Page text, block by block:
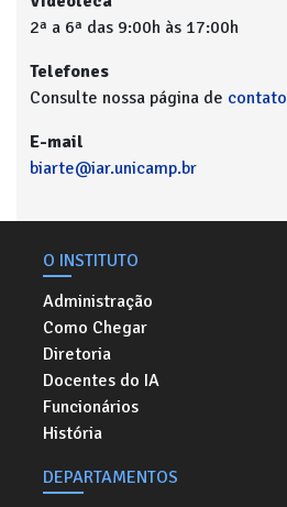
2ª a 6ª das 9:00h às 17:00h
Telefones
Consulte nossa página de contato
E-mail
biarte@iar.unicamp.br
O INSTITUTO
Administração
Como Chegar
Diretoria
Docentes do IA
Funcionários
História
DEPARTAMENTOS